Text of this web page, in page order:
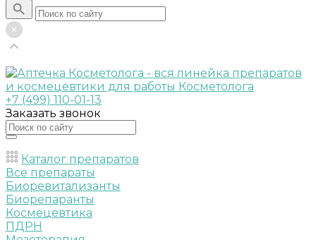
+7 (499) 110-01-13
Заказать звонок
Каталог препаратов
Все препараты
Биоревитализанты
Биорепаранты
Космецевтика
ПДРН